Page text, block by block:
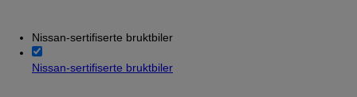
Nissan-sertifiserte bruktbiler
Nissan-sertifiserte bruktbiler